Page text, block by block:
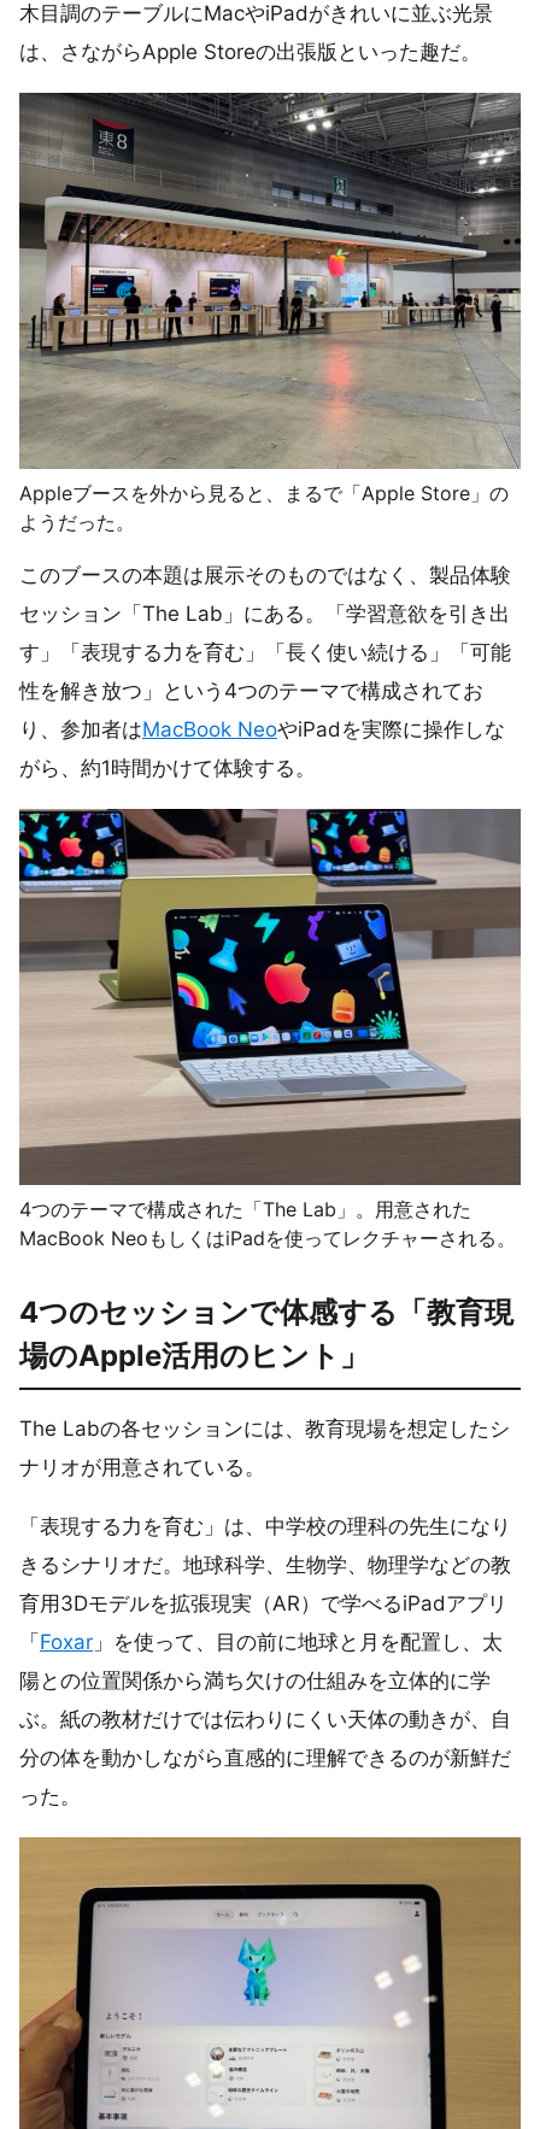
木目調のテーブルにMacやiPadがきれいに並ぶ光景
は、さながらApple Storeの出張版といった趣だ。
Appleブースを外から見ると、まるで「Apple Store」の
ようだった。
このブースの本題は展示そのものではなく、製品体験
セッション「The Lab」にある。「学習意欲を引き出
す」「表現する力を育む」「長く使い続ける」「可能
性を解き放つ」という4つのテーマで構成されてお
り、参加者はMacBook NeoやiPadを実際に操作しな
がら、約1時間かけて体験する。
4つのテーマで構成された「The Lab」。用意された
MacBook NeoもしくはiPadを使ってレクチャーされる。
4つのセッションで体感する「教育現
場のApple活用のヒント」
The Labの各セッションには、教育現場を想定したシ
ナリオが用意されている。
「表現する力を育む」は、中学校の理科の先生になり
きるシナリオだ。地球科学、生物学、物理学などの教
育用3Dモデルを拡張現実（AR）で学べるiPadアプリ
「 Foxar 」を使って、目の前に地球と月を配置し、太
陽との位置関係から満ち欠けの仕組みを立体的に学
ぶ。紙の教材だけでは伝わりにくい天体の動きが、自
分の体を動かしながら直感的に理解できるのが新鮮だ
った。